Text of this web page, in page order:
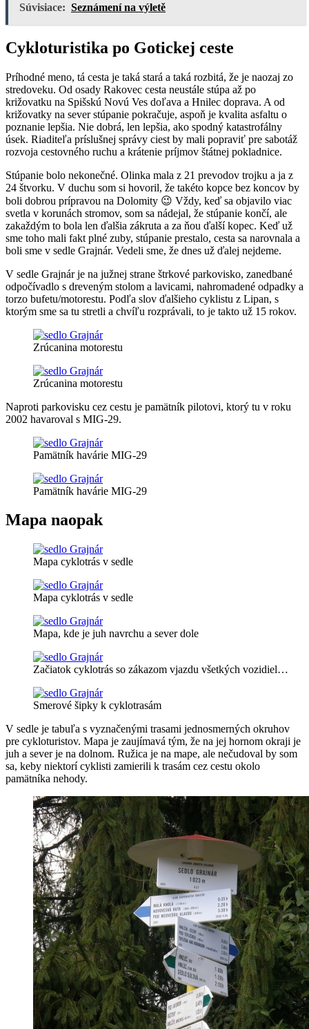
Súvisiace: Seznámení na výletě
Cykloturistika po Gotickej ceste
Príhodné meno, tá cesta je taká stará a taká rozbitá, že je naozaj zo
stredoveku. Od osady Rakovec cesta neustále stúpa až po
križovatku na Spišskú Novú Ves doľava a Hnilec doprava. A od
križovatky na sever stúpanie pokračuje, aspoň je kvalita asfaltu o
poznanie lepšia. Nie dobrá, len lepšia, ako spodný katastrofálny
úsek. Riaditeľa príslušnej správy ciest by mali popraviť pre sabotáž
rozvoja cestovného ruchu a krátenie príjmov štátnej pokladnice.
Stúpanie bolo nekonečné. Olinka mala z 21 prevodov trojku a ja z
24 štvorku. V duchu som si hovoril, že takéto kopce bez koncov by
boli dobrou prípravou na Dolomity 😉 Vždy, keď sa objavilo viac
svetla v korunách stromov, som sa nádejal, že stúpanie končí, ale
zakaždým to bola len ďalšia zákruta a za ňou ďalší kopec. Keď už
sme toho mali fakt plné zuby, stúpanie prestalo, cesta sa narovnala a
boli sme v sedle Grajnár. Vedeli sme, že dnes už ďalej nejdeme.
V sedle Grajnár je na južnej strane štrkové parkovisko, zanedbané
odpočívadlo s dreveným stolom a lavicami, nahromadené odpadky a
torzo bufetu/motorestu. Podľa slov ďalšieho cyklistu z Lipan, s
ktorým sme sa tu stretli a chvíľu rozprávali, to je takto už 15 rokov.
Zrúcanina motorestu
Zrúcanina motorestu
Naproti parkovisku cez cestu je pamätník pilotovi, ktorý tu v roku
2002 havaroval s MIG-29.
Pamätník havárie MIG-29
Pamätník havárie MIG-29
Mapa naopak
Mapa cyklotrás v sedle
Mapa cyklotrás v sedle
Mapa, kde je juh navrchu a sever dole
Začiatok cyklotrás so zákazom vjazdu všetkých vozidiel…
Smerové šipky k cyklotrasám
V sedle je tabuľa s vyznačenými trasami jednosmerných okruhov
pre cykloturistov. Mapa je zaujímavá tým, že na jej hornom okraji je
juh a sever je na dolnom. Ružica je na mape, ale nečudoval by som
sa, keby niektorí cyklisti zamierili k trasám cez cestu okolo
pamätníka nehody.